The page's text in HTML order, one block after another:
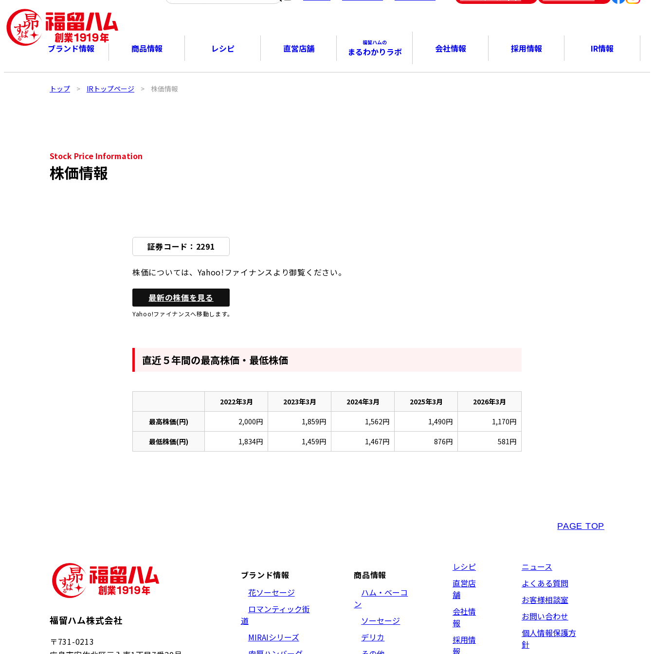
ブランド情報 商品情報 レシピ 直営店舗 福留ハムの
まるわかりラボ 会社情報 採用情報 IR情報
トップ > IRトップページ > 株価情報
Stock Price Information
株価情報
証券コード：2291
株価については、Yahoo!ファイナンスより御覧ください。
最新の株価を見る
Yahoo!ファイナンスへ移動します。
直近５年間の最高株価・最低株価
2022年3月 2023年3月 2024年3月 2025年3月 2026年3月
最高株価(円) 2,000円 1,859円 1,562円 1,490円 1,170円
最低株価(円) 1,834円 1,459円 1,467円 876円 581円
PAGE TOP
福留ハム株式会社
〒731-0213
ブランド情報
花ソーセージ
ロマンティック街
道
MIRAIシリーズ
商品情報
ハム・ベーコ
ン
ソーセージ
デリカ
レシピ
直営店
舗
会社情
報
採用情
報
ニュース
よくある質問
お客様相談室
お問い合わせ
個人情報保護方
針